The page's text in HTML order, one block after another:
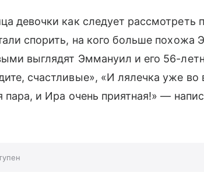
девочки как следует рассмотреть
спорить, на кого больше похожа
выглядят Эммануил и его 56-
счастливые», «И лялечка уже во
и Ира очень приятная!» —